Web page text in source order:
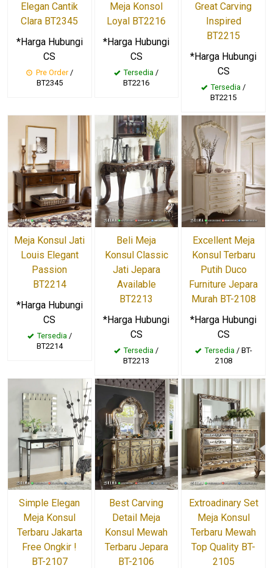
Elegan Cantik
Clara BT2345
*Harga Hubungi
CS
Pre Order/
BT2345
Meja Konsol
Loyal BT2216
*Harga Hubungi
CS
Tersedia /
BT2216
Great Carving
Inspired
BT2215
*Harga Hubungi
CS
Tersedia /
BT2215
Meja Konsul Jati
Louis Elegant
Passion
BT2214
*Harga Hubungi
CS
Tersedia /
BT2214
Beli Meja
Konsul Classic
Jati Jepara
Available
BT2213
*Harga Hubungi
CS
Tersedia /
BT2213
Excellent Meja
Konsul Terbaru
Putih Duco
Furniture Jepara
Murah BT-2108
*Harga Hubungi
CS
Tersedia / BT-
2108
Simple Elegan
Meja Konsul
Terbaru Jakarta
Free Ongkir !
BT-2107
Best Carving
Detail Meja
Konsul Mewah
Terbaru Jepara
BT-2106
Extroadinary Set
Meja Konsul
Terbaru Mewah
Top Quality BT-
2105